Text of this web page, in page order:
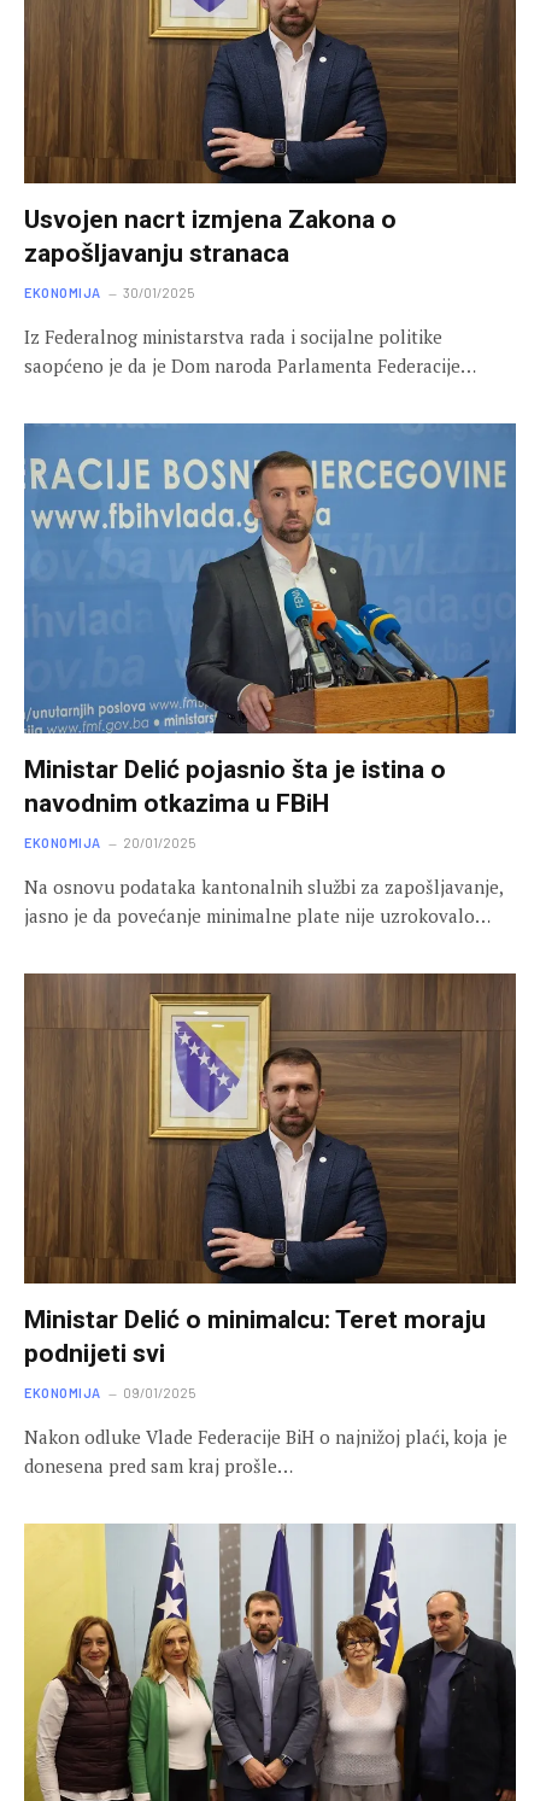
Usvojen nacrt izmjena Zakona o
zapošljavanju stranaca
EKONOMIJA 30/01/2025
Iz Federalnog ministarstva rada i socijalne politike
saopćeno je da je Dom naroda Parlamenta Federacije…
Ministar Delić pojasnio šta je istina o
navodnim otkazima u FBiH
EKONOMIJA 20/01/2025
Na osnovu podataka kantonalnih službi za zapošljavanje,
jasno je da povećanje minimalne plate nije uzrokovalo…
Ministar Delić o minimalcu: Teret moraju
podnijeti svi
EKONOMIJA 09/01/2025
Nakon odluke Vlade Federacije BiH o najnižoj plaći, koja je
donesena pred sam kraj prošle…